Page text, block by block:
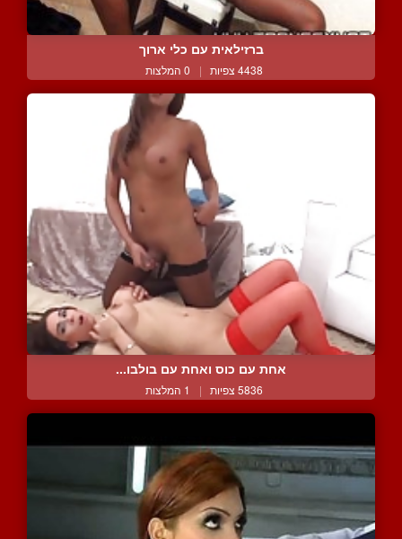
ברזילאית עם כלי ארוך
4438 צפיות | 0 המלצות
אחת עם כוס ואחת עם בולבו...
5836 צפיות | 1 המלצות